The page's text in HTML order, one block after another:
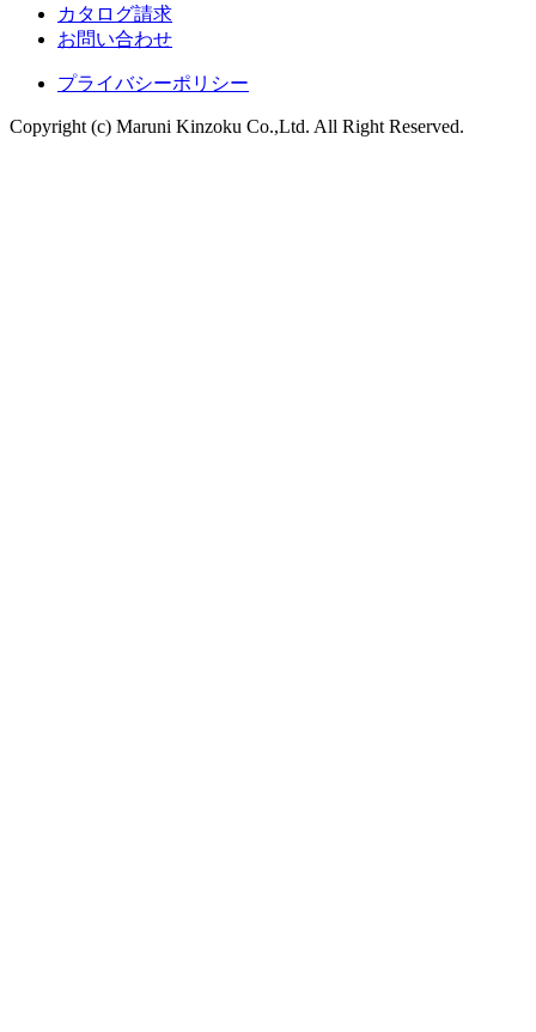
カタログ請求
お問い合わせ
プライバシーポリシー
Copyright (c) Maruni Kinzoku Co.,Ltd. All Right Reserved.